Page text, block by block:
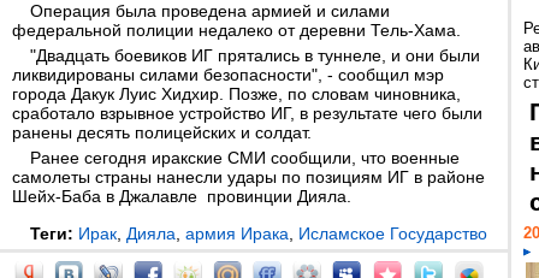
Операция была проведена армией и силами
федеральной полиции недалеко от деревни Тель-Хама.
"Двадцать боевиков ИГ прятались в туннеле, и они были
ликвидированы силами безопасности", - сообщил мэр
города Дакук Луис Хидхир. Позже, по словам чиновника,
сработало взрывное устройство ИГ, в результате чего были
ранены десять полицейских и солдат.
Ранее сегодня иракские СМИ сообщили, что военные
самолеты страны нанесли удары по позициям ИГ в районе
Шейх-Баба в Джалавле провинции Дияла.
Теги: Ирак Дияла армия Ирака Исламское Государство